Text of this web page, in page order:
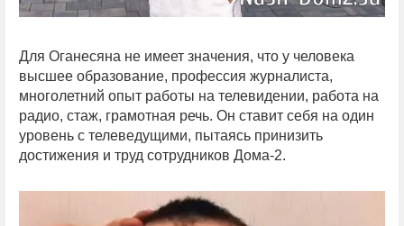
Для Оганесяна не имеет значения, что у человека
высшее образование, профессия журналиста,
многолетний опыт работы на телевидении, работа на
радио, стаж, грамотная речь. Он ставит себя на один
уровень с телеведущими, пытаясь принизить
достижения и труд сотрудников Дома-2.